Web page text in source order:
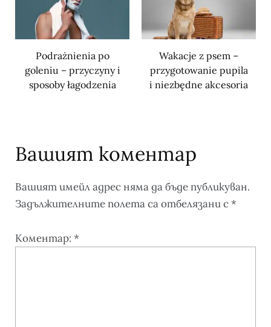
Podrażnienia po
goleniu – przyczyny i
sposoby łagodzenia
Wakacje z psem –
przygotowanie pupila
i niezbędne akcesoria
Вашият коментар
Вашият имейл адрес няма да бъде публикуван.
Задължителните полета са отбелязани с*
Коментар: *